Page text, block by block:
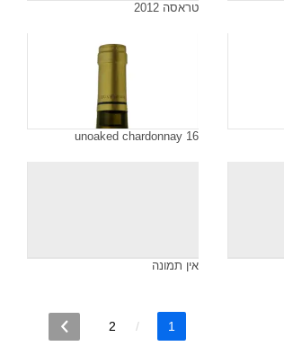
טראסה 2012
unoaked chardonnay 16
אין תמונה
1
2